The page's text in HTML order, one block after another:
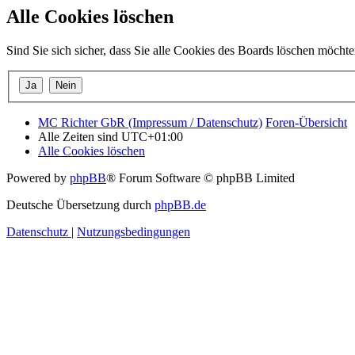
Alle Cookies löschen
Sind Sie sich sicher, dass Sie alle Cookies des Boards löschen
MC Richter GbR (Impressum / Datenschutz) Foren-Übersicht
Alle Zeiten sind UTC+01:00
Alle Cookies löschen
Powered by phpBB® Forum Software © phpBB Limited
Deutsche Übersetzung durch phpBB.de
Datenschutz | Nutzungsbedingungen